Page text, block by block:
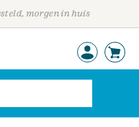
morgen in huis